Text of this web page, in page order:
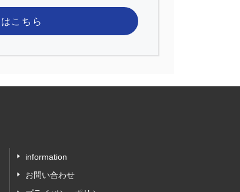
はこちら
information
お問い合わせ